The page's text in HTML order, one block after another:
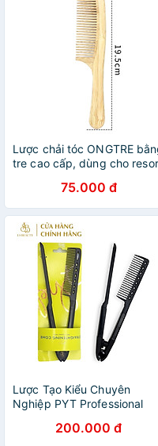
Lược chải tóc ONGTRE
tre cao cấp, dùng cho
75.000 đ
Lược Tạo Kiểu Chuyên
Nghiệp PYT Professional
200.000 đ